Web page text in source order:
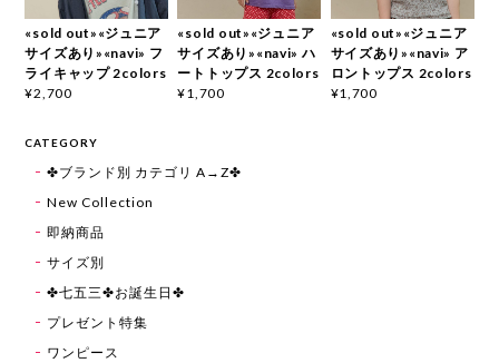
«sold out»«ジュニア
サイズあり»«navi» フ
ライキャップ 2colors
¥2,700
«sold out»«ジュニア
サイズあり»«navi» ハ
ートトップス 2colors
¥1,700
«sold out»«ジュニア
サイズあり»«navi» ア
ロントップス 2colors
¥1,700
CATEGORY
✤ブランド別 カテゴリ A→Z✤
New Collection
即納商品
サイズ別
✤七五三✤お誕生日✤
プレゼント特集
ワンピース